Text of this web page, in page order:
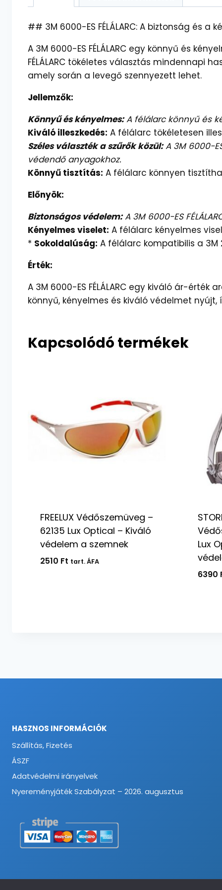
## 3M 6000-ES FÉLÁLARC: A biztonság és
A 3M 6000-ES FÉLÁLARC egy könnyű és
FÉLÁLARC tökéletes választás mindennapi
amely során a levegő szennyezett lehet.
Jellemzők:
Könnyű és kényelmes:A félálarc könnyű és
Kiváló illeszkedés: A félálarc tökéletesen
Széles választék a szűrők közül:A 3M 6000-
védendő anyagokhoz.
Könnyű tisztítás: A félálarc könnyen
Előnyök:
Biztonságos védelem:A 3M 6000-ES
Kényelmes viselet: A félálarc kényelmes
* Sokoldalúság: A félálarc kompatibilis a
Érték:
A 3M 6000-ES FÉLÁLARC egy kiváló ár-
könnyű, kényelmes és kiváló védelmet
Kapcsolódó termékek
FREELUX Védőszemüveg –
62135 Lux Optical – Kiváló
védelem a szemnek
2510 Ft tart. ÁFA
Lux
6390
HASZNOS INFORMÁCIÓK
Szállítás, Fizetés
ÁSZF
Adatvédelmi irányelvek
Nyereményjáték Szabályzat – 2026. augusztus